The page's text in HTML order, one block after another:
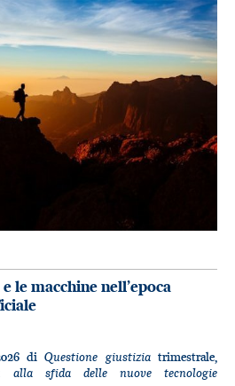
le macchine nell’epoca
diQuestione giustiziatrimestrale,
alla sfida delle nuove tecnologie